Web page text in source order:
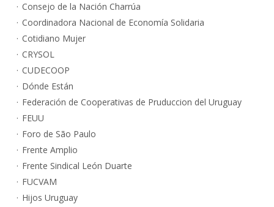
Consejo de la Nación Charrúa
Coordinadora Nacional de Economía Solidaria
Cotidiano Mujer
CRYSOL
CUDECOOP
Dónde Están
Federación de Cooperativas de Pruduccion del Uruguay
FEUU
Foro de São Paulo
Frente Amplio
Frente Sindical León Duarte
FUCVAM
Hijos Uruguay